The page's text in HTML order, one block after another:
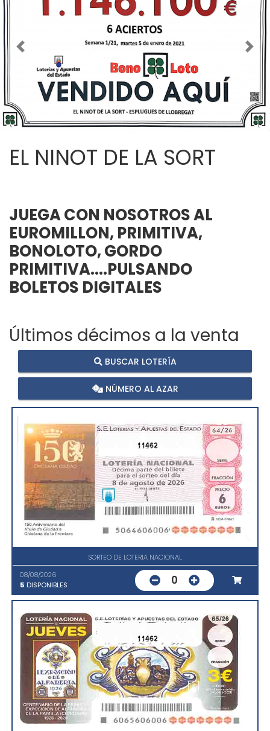
Imagen anterior
EL NINOT DE LA SORT
JUEGA CON NOSOTROS AL
EUROMILLON, PRIMITIVA,
BONOLOTO, GORDO
PRIMITIVA....PULSANDO
BOLETOS DIGITALES
Últimos décimos a la venta
BUSCAR LOTERÍA
NÚMERO AL AZAR
11462
SORTEO DE LOTERIA NACIONAL
08/08/2026
5 DISPONIBLES 0
11462